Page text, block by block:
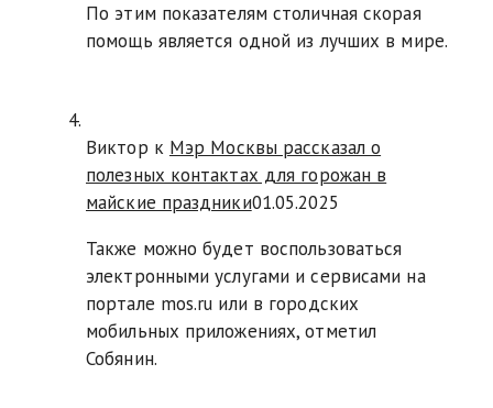
По этим показателям столичная скорая
помощь является одной из лучших в мире.
Виктор к Мэр Москвы рассказал о
полезных контактах для горожан в
майские праздники01.05.2025
Также можно будет воспользоваться
электронными услугами и сервисами на
портале mos.ru или в городских
мобильных приложениях, отметил
Собянин.